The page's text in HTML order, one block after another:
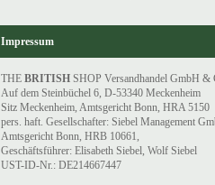
Impressum
THE BRITISH SHOP Versandhandel GmbH &
Auf dem Steinbüchel 6, D-53340 Meckenheim
Sitz Meckenheim, Amtsgericht Bonn, HRA 5150
pers. haft. Gesellschafter: Siebel Management
Amtsgericht Bonn, HRB 10661,
Geschäftsführer: Elisabeth Siebel, Wolf Siebel
UST-ID-Nr.: DE214667447